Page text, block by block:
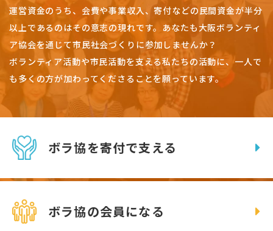
運営資金のうち、会費や事業収入、寄付などの民間資金が半分
以上であるのはその意志の現れです。 あなたも大阪ボランティ
ア協会を通じて市民社会づくりに参加しませんか？
ボランティア活動や市民活動を支える私たちの活動に、一人で
も多くの方が加わってくださることを願っています。
ボラ協を寄付で支える
ボラ協の会員になる